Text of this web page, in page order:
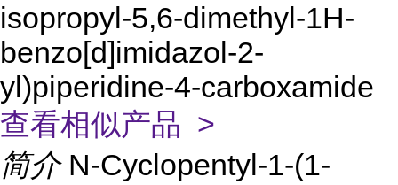
isopropyl-5,6-dimethyl-1H-
benzo[d]imidazol-2-
yl)piperidine-4-carboxamide
查看相似产品 >
简介 N-Cyclopentyl-1-(1-